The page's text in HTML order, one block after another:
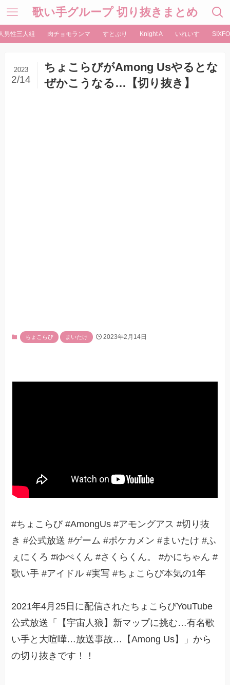
歌い手グループ 切り抜きまとめ
男性三人組 肉チョモランマ すとぷり Knight A いれいす
ちょこらびがAmong Usやるとな
ぜかこうなる…【切り抜き】
2023
2/14
ちょこらび まいたけ 2023年2月14日
#ちょこらび #AmongUs #アモングアス #切り抜
き #公式放送 #ゲーム #ポケカメン #まいたけ #ふ
ぇにくろ #ゆぺくん #さくらくん。 #かにちゃん #
歌い手 #アイドル #実写 #ちょこらび本気の1年
2021年4月25日に配信されたちょこらびYouTube
公式放送「【宇宙人狼】新マップに挑む…有名歌
い手と大喧嘩…放送事故…【Among Us】」から
の切り抜きです！！